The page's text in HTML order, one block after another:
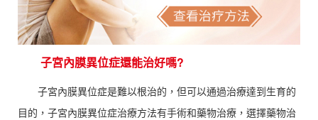
子宮內膜異位症還能治好嗎?
子宮內膜異位症是難以根治的，但可以通過治療達到生育的
目的，子宮內膜異位症治療方法有手術和藥物治療，選擇藥物治